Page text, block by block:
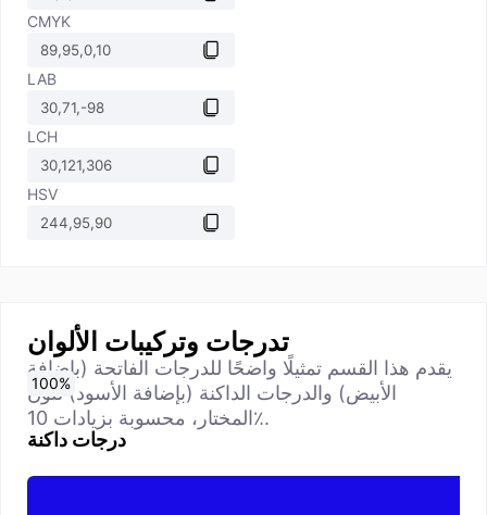
CMYK
LAB
LCH
HSV
تدرجات وتركيبات الألوان
يقدم هذا القسم تمثيلًا واضحًا للدرجات الفاتحة (بإضافة
الأبيض) والدرجات الداكنة (بإضافة الأسود) للون
المختار، محسوبة بزيادات 10٪.
درجات داكنة
0%
10%
20%
30%
40%
50%
60%
70%
80%
90%
100%